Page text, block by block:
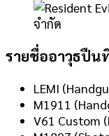
รายชื่ออาวุธปืน
LEMI
M1911
V61 Custom